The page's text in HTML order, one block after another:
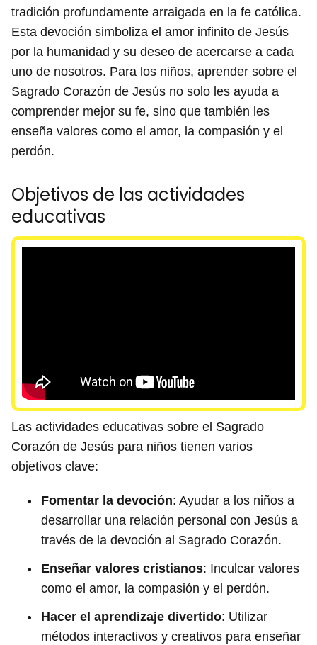
tradición profundamente arraigada en la fe católica.
Esta devoción simboliza el amor infinito de Jesús
por la humanidad y su deseo de acercarse a cada
uno de nosotros. Para los niños, aprender sobre el
Sagrado Corazón de Jesús no solo les ayuda a
comprender mejor su fe, sino que también les
enseña valores como el amor, la compasión y el
perdón.
Objetivos de las actividades
educativas
Las actividades educativas sobre el Sagrado
Corazón de Jesús para niños tienen varios
objetivos clave:
Fomentar la devoción: Ayudar a los niños a
desarrollar una relación personal con Jesús a
través de la devoción al Sagrado Corazón.
Enseñar valores cristianos: Inculcar valores
como el amor, la compasión y el perdón.
Hacer el aprendizaje divertido: Utilizar
métodos interactivos y creativos para enseñar